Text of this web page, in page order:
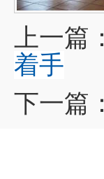
上一篇：
着手
下一篇：